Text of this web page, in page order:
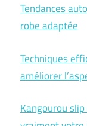
Tendances
robe adaptée
Techniques
améliorer
Kangourou